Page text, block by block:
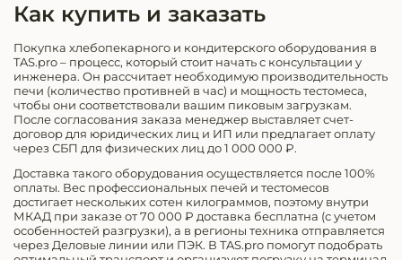
Как купить и заказать
Покупка хлебопекарного и кондитерского оборудования в
TAS.pro – процесс, который стоит начать с консультации у
инженера. Он рассчитает необходимую производительность
печи (количество противней в час) и мощность тестомеса,
чтобы они соответствовали вашим пиковым загрузкам.
После согласования заказа менеджер выставляет счет-
договор для юридических лиц и ИП или предлагает оплату
через СБП для физических лиц до 1 000 000 ₽.
Доставка такого оборудования осуществляется после 100%
оплаты. Вес профессиональных печей и тестомесов
достигает нескольких сотен килограммов, поэтому внутри
МКАД при заказе от 70 000 ₽ доставка бесплатна (с учетом
особенностей разгрузки), а в регионы техника отправляется
через Деловые линии или ПЭК. В TAS.pro помогут подобрать